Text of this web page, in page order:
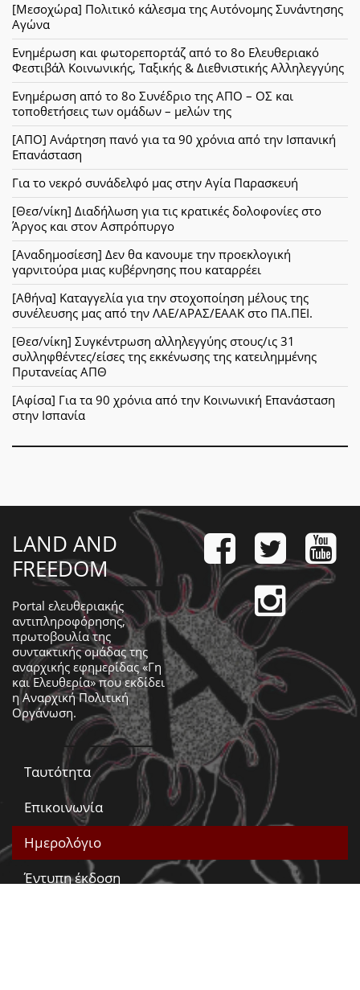
[Μεσοχώρα] Πολιτικό κάλεσμα της Αυτόνομης Συνάντησης
Αγώνα
Ενημέρωση και φωτορεπορτάζ από το 8ο Ελευθεριακό
Φεστιβάλ Κοινωνικής, Ταξικής & Διεθνιστικής Αλληλεγγύης
Ενημέρωση από το 8ο Συνέδριο της ΑΠΟ – ΟΣ και
τοποθετήσεις των ομάδων – μελών της
[ΑΠΟ] Ανάρτηση πανό για τα 90 χρόνια από την Ισπανική
Επανάσταση
Για το νεκρό συνάδελφό μας στην Αγία Παρασκευή
[Θεσ/νίκη] Διαδήλωση για τις κρατικές δολοφονίες στο
Άργος και στον Ασπρόπυργο
[Αναδημοσίεση] Δεν θα κανουμε την προεκλογική
γαρνιτούρα μιας κυβέρνησης που καταρρέει
[Αθήνα] Καταγγελία για την στοχοποίηση μέλους της
συνέλευσης μας από την ΛΑΕ/ΑΡΑΣ/ΕΑΑΚ στο ΠΑ.ΠΕΙ.
[Θεσ/νίκη] Συγκέντρωση αλληλεγγύης στους/ις 31
συλληφθέντες/είσες της εκκένωσης της κατειλημμένης
Πρυτανείας ΑΠΘ
[Αφίσα] Για τα 90 χρόνια από την Κοινωνική Επανάσταση
στην Ισπανία
LAND AND
FREEDOM
Portal ελευθεριακής
αντιπληροφόρησης,
πρωτοβουλία της
συντακτικής ομάδας της
αναρχικής εφημερίδας «Γη
και Ελευθερία» που εκδίδει
ηΑναρχική Πολιτική
Οργάνωση.
Ταυτότητα
Επικοινωνία
Ημερολόγιο
Έντυπη έκδοση